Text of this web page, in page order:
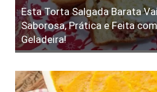
Esta Torta Salgada Barata
Saborosa, Prática e Feita
Geladeira!